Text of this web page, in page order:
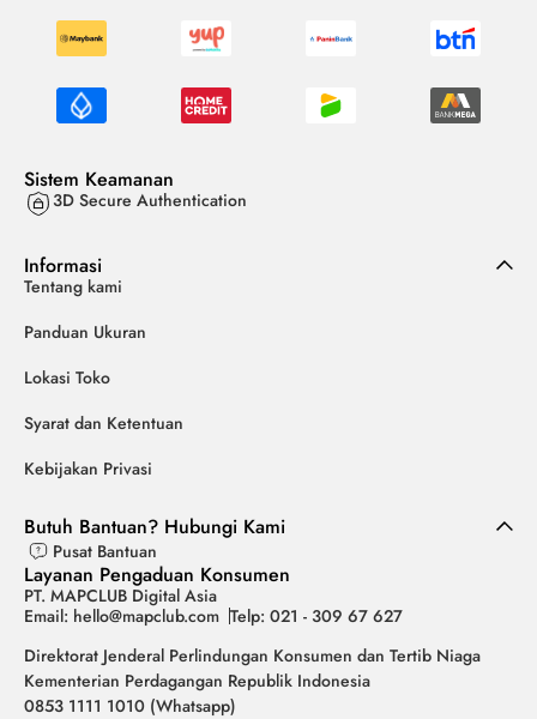
Sistem Keamanan
3D Secure Authentication
Informasi
Tentang kami
Panduan Ukuran
Lokasi Toko
Syarat dan Ketentuan
Kebijakan Privasi
Butuh Bantuan? Hubungi Kami
Pusat Bantuan
Layanan Pengaduan Konsumen
PT. MAPCLUB Digital Asia
Email: hello@mapclub.com Telp: 021 - 309 67 627
Direktorat Jenderal Perlindungan Konsumen dan Tertib Niaga
Kementerian Perdagangan Republik Indonesia
0853 1111 1010 (Whatsapp)